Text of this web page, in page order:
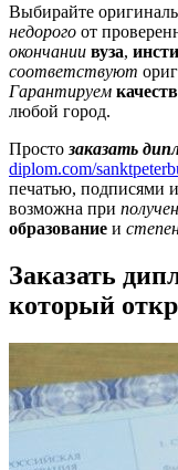
Выбирайте
недорого от
окончании вуза,
соответствуют
Гарантируем
любой город.
Просто заказать
diplom.com/
печатью, подписями и
возможна при
образование и
Заказать
который